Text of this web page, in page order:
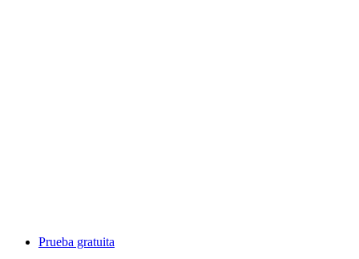
Prueba gratuita